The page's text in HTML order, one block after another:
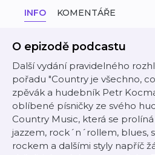
INFO KOMENTÁŘE
O epizodě podcastu
Další vydání pravidelného
pořadu "Country je všechno,
zpěvák a hudebník Petr
oblíbené písničky ze svého
Country Music, která se
jazzem, rock´n´rollem, blues,
rockem a dalšími styly napříč